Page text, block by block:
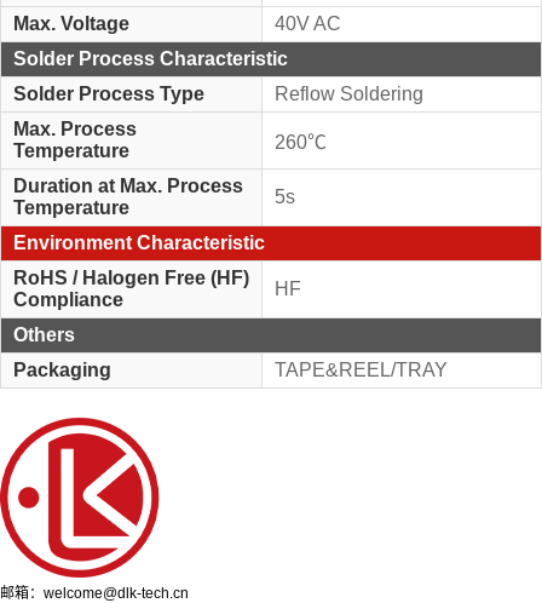
Max. Voltage
40V AC
Solder Process Characteristic
Solder Process Type
Reflow Soldering
Max. Process
Temperature
260℃
Duration at Max. Process
Temperature
5s
Environment Characteristic
RoHS / Halogen Free (HF)
Compliance
HF
Others
Packaging
TAPE&REEL/TRAY
邮箱：welcome@dlk-tech.cn